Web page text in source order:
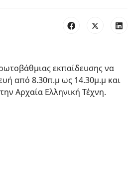
εκπαίδευσης να
από 8.30π.μ ως 14.30μ.μ και
Αρχαία Ελληνική Τέχνη.